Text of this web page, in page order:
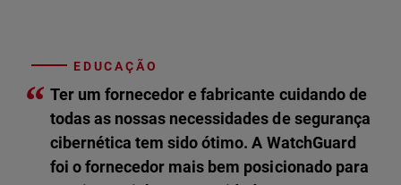
EDUCAÇÃO
“ Ter um fornecedor e fabricante cuidando de
todas as nossas necessidades de segurança
cibernética tem sido ótimo. A WatchGuard
foi o fornecedor mais bem posicionado para